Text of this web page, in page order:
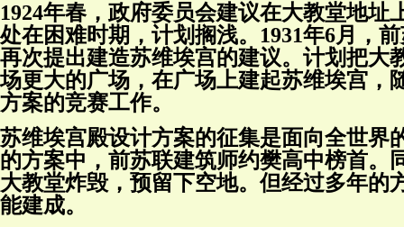
1924年春，政府委员会建议在大教堂地址
处在困难时期，计划搁浅。1931年6月，
再次提出建造苏维埃宫的建议。计划把大
场更大的广场，在广场上建起苏维埃宫，
方案的竞赛工作。
苏维埃宫殿设计方案的征集是面向全世界
的方案中，前苏联建筑师约樊高中榜首。
大教堂炸毁，预留下空地。但经过多年的
能建成。